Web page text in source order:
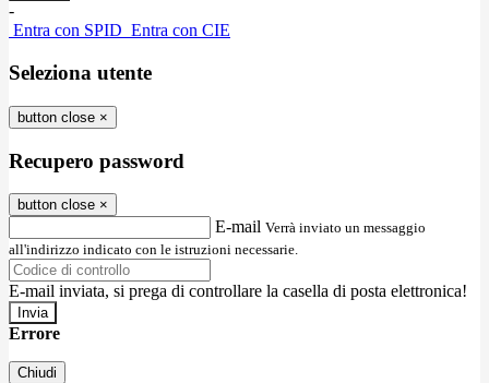
-
Entra con SPID Entra con CIE
Seleziona utente
button close ×
Recupero password
button close ×
E-mail Verrà inviato un messaggio
all'indirizzo indicato con le istruzioni necessarie.
E-mail inviata, si prega di controllare la casella di posta elettronica!
Errore
Chiudi